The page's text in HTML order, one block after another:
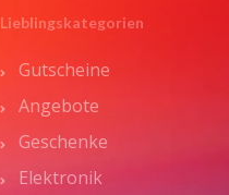
Lieblingskategorien
Gutscheine
Angebote
Geschenke
Elektronik